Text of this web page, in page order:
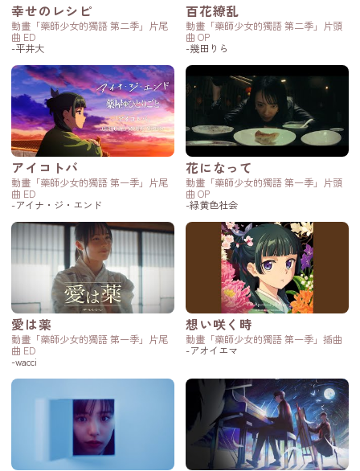
幸せのレシピ
動畫「藥師少女的獨語 第二季」片尾
曲 ED
-平井大
百花繚乱
動畫「藥師少女的獨語 第二季」片頭
曲 OP
-幾田りら
アイコトバ
動畫「藥師少女的獨語 第一季」片尾
曲 ED
-アイナ・ジ・エンド
花になって
動畫「藥師少女的獨語 第一季」片頭
曲 OP
-緑黄色社会
愛は薬
動畫「藥師少女的獨語 第一季」片尾
曲 ED
-wacci
想い咲く時
動畫「藥師少女的獨語 第一季」插曲
-アオイエマ